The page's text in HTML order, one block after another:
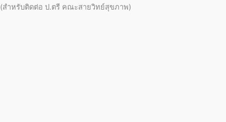
(สำหรับติดต่อ ป.ตรี คณะสายวิทย์สุขภาพ)